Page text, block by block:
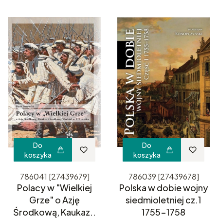
Do
koszyka
786041 [27439679]
Polacy w "Wielkiej
Grze" o Azję
Środkową, Kaukaz..
Do
koszyka
786039 [27439678]
Polska w dobie wojny
siedmioletniej cz.1
1755-1758